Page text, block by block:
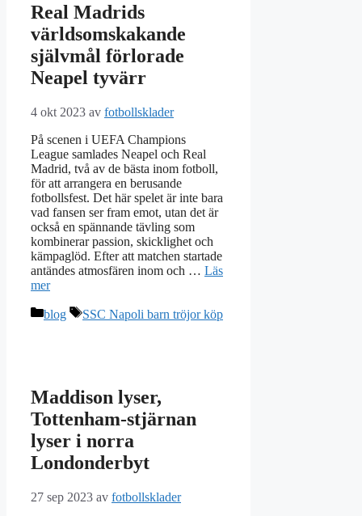
Real Madrids
världsomskakande
självmål förlorade
Neapel tyvärr
4 okt 2023 av fotbollsklader
På scenen i UEFA Champions
League samlades Neapel och Real
Madrid, två av de bästa inom fotboll,
för att arrangera en berusande
fotbollsfest. Det här spelet är inte bara
vad fansen ser fram emot, utan det är
också en spännande tävling som
kombinerar passion, skicklighet och
kämpaglöd. Efter att matchen startade
antändes atmosfären inom och … Läs
mer
Kategorier
blog Etiketter
SSC Napoli barn tröjor köp
Maddison lyser,
Tottenham-stjärnan
lyser i norra
Londonderbyt
27 sep 2023 av fotbollsklader